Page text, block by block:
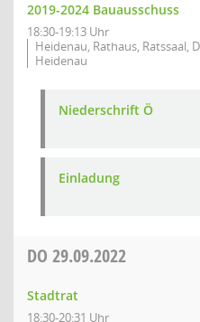
2019-2024 Bauausschuss
18:30-19:13 Uhr
Heidenau, Rathaus, Ratssaal,
Heidenau
Niederschrift Ö
Einladung
DO 29.09.2022
Stadtrat
18:30-20:31 Uhr